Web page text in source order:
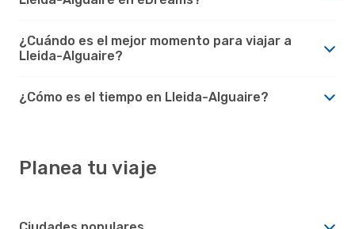
¿Cuándo es el mejor momento para viajar a
Lleida-Alguaire?
¿Cómo es el tiempo en Lleida-Alguaire?
Planea tu viaje